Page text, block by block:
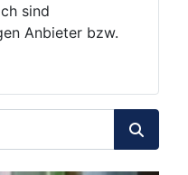
sind
Anbieter bzw.